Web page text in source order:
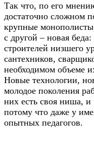
Так что, по его
достаточно сложном
крупные монополисты,
с другой – новая
строителей низшего
сантехников,
необходимом объеме
Новые технологии,
молодое поколения
них есть своя ниша, и
потому что даже у
опытных педагогов.